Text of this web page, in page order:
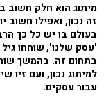
מיתוג הוא חלק חשוב
זה נכון, ואפילו חשוב
בעולם בו יש כל כך
'עסק שלנו',שוחחו
בתחום זה. בהמשך
למיתוג נכון, ועם זיו
עבור עסקים.